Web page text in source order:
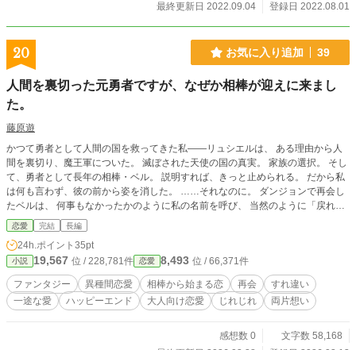
最終更新日 2022.09.04
登録日 2022.08.01
20 お気に入り追加 39
人間を裏切った元勇者ですが、なぜか相棒が迎えに来まし
た。
藤原遊
かつて勇者として人間の国を救ってきた私――リュシエルは、 ある理由から人
間を裏切り、魔王軍についた。 滅ぼされた天使の国の真実。 家族の選択。 そし
て、勇者として長年の相棒・ベル。 説明すれば、きっと止められる。 だから私
は何も言わず、彼の前から姿を消した。 ……それなのに。 ダンジョンで再会し
たベルは、 何事もなかったかのように私の名前を呼び、 当然のように「戻れ」
と言った。 それは作戦なのか。 勇者としての判断なのか。 それとも――私情な
のか。 凱旋式での派手な告白さえ、 私は信じきれずにいた。 天使一族は裏切り
者となり、 今の私と一緒にいることは、 ベルにとって何の保証にもならない。
それでも彼は、夜の静けさの中で言葉にする。 「俺は、そばにいたい」 相棒と
して特別だった時間と、 恋愛として踏み込んでいいのか分からなかった想い。
疑い、すれ違い、それでも向き合った先で、 私はようやく――彼の本心を受け
取る。 これは、 人間を裏切った元勇者と、 それでも迎えに来た相棒の、 じれ甘
恋愛 完結 長編
24h.ポイント 35pt
小説 19,567 位 / 228,781件 恋愛 8,493 位 / 66,371件
ファンタジー 異種間恋愛 相棒から始まる恋 再会
すれ違い
一途な愛
ハッピーエンド 大人向け恋愛 じれじれ 両片想い
感想数 0
文字数 58,168